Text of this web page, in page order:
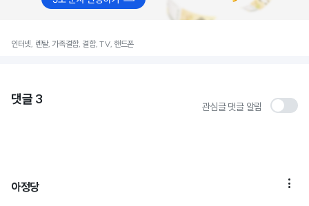
인터넷, 렌탈, 가족결합, 결합, TV, 핸드폰
댓글 3 관심글 댓글 알림
아정당 